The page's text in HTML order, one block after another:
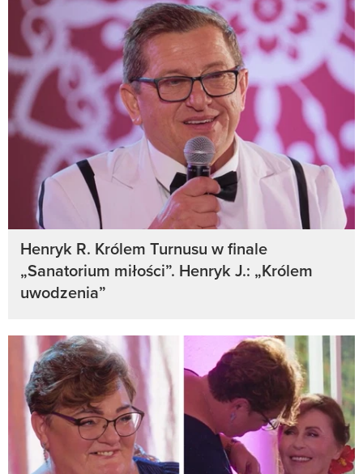
Henryk R. Królem Turnusu w finale
„Sanatorium miłości”. Henryk J.: „Królem
uwodzenia”